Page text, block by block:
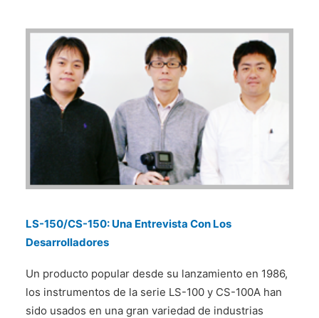
LS-150/CS-150: Una Entrevista Con Los
Desarrolladores
Un producto popular desde su lanzamiento en 1986,
los instrumentos de la serie LS-100 y CS-100A han
sido usados en una gran variedad de industrias